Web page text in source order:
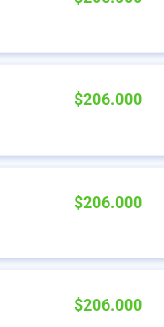
$206.000
$206.000
$206.000